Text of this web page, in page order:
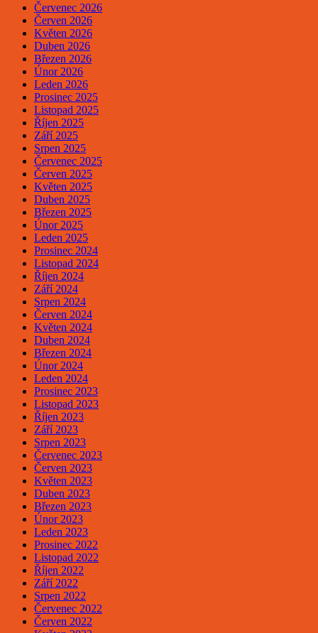
Červenec 2026
Červen 2026
Květen 2026
Duben 2026
Březen 2026
Únor 2026
Leden 2026
Prosinec 2025
Listopad 2025
Říjen 2025
Září 2025
Srpen 2025
Červenec 2025
Červen 2025
Květen 2025
Duben 2025
Březen 2025
Únor 2025
Leden 2025
Prosinec 2024
Listopad 2024
Říjen 2024
Září 2024
Srpen 2024
Červen 2024
Květen 2024
Duben 2024
Březen 2024
Únor 2024
Leden 2024
Prosinec 2023
Listopad 2023
Říjen 2023
Září 2023
Srpen 2023
Červenec 2023
Červen 2023
Květen 2023
Duben 2023
Březen 2023
Únor 2023
Leden 2023
Prosinec 2022
Listopad 2022
Říjen 2022
Září 2022
Srpen 2022
Červenec 2022
Červen 2022